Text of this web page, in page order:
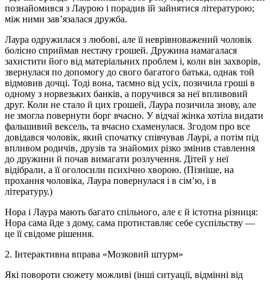
познайомився з Лаурою і порадив їй зайнятися літературою;
між ними зав’язалася дружба.
Лаура одружилася з любові, але її неврівноважений чоловік
болісно сприймав нестачу грошей. Дружина намагалася
захистити його від матеріальних проблем і, коли він захворів,
звернулася по допомогу до свого багатого батька, однак той
відмовив дочці. Тоді вона, таємно від усіх, позичила гроші в
одному з норвезьких банків, а поручився за неї впливовий
друг. Коли не стало й цих грошей, Лаура позичила знову, але
не змогла повернути борг вчасно. У відчаї жінка хотіла видати
фальшивий вексель, та вчасно схаменулася. Згодом про все
довідався чоловік, який спочатку співчував Лаурі, а потім під
впливом родичів, друзів та знайомих різко змінив ставлення
до дружини й почав вимагати розлучення. Дітей у неї
відібрали, а її оголосили психічно хворою. (Пізніше, на
прохання чоловіка, Лаура повернулася і в сім’ю, і в
літературу.)
Нора і Лаура мають багато спільного, але є й істотна різниця:
Нора сама йде з дому, сама протиставляє себе суспільству —
це її свідоме рішення.
2. Інтерактивна вправа «Мозковий штурм»
Які повороти сюжету можливі (інші ситуації, відмінні від